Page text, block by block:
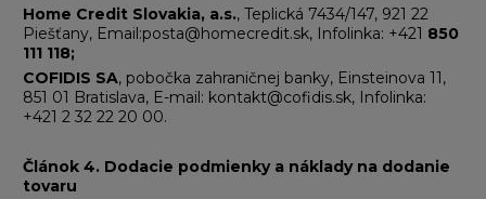
Home Credit Slovakia, a.s., Teplická 7434/147, 921 22
Piešťany, Email:posta@homecredit.sk, Infolinka: +421 850
111 118;
COFIDIS SA, pobočka zahraničnej banky, Einsteinova 11,
851 01 Bratislava, E-mail: kontakt@cofidis.sk, Infolinka:
+421 2 32 22 20 00.
Článok 4. Dodacie podmienky a náklady na dodanie
tovaru